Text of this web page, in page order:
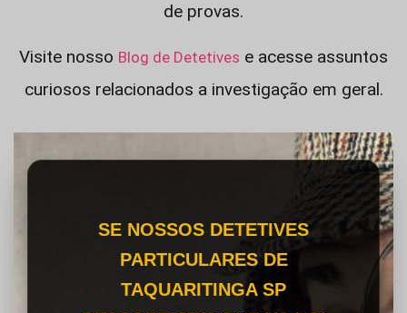
de provas.
Visite nosso Blog de Detetives e acesse assuntos
curiosos relacionados a investigação em geral.
SE NOSSOS DETETIVES
PARTICULARES DE
TAQUARITINGA SP